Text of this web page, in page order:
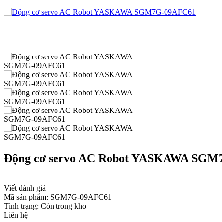
Động cơ servo AC Robot YASKAWA
Viết đánh giá
Mã sản phẩm: SGM7G-09AFC61
Tình trạng: Còn trong kho
Liên hệ